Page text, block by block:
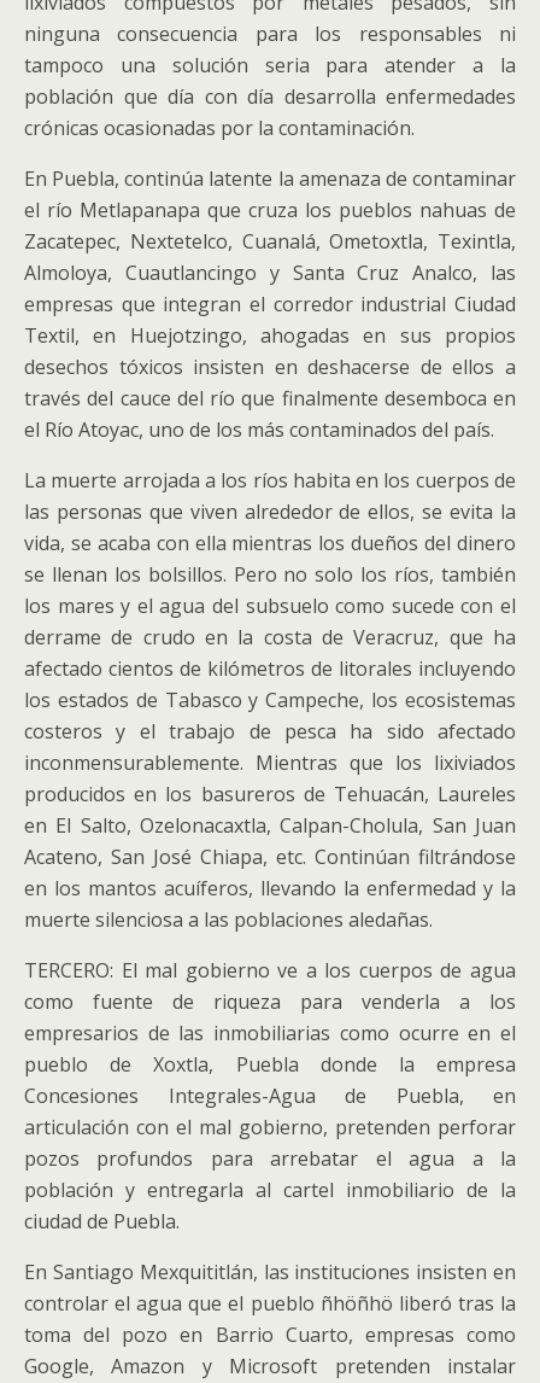
ninguna consecuencia para los responsables ni
tampoco una solución seria para atender a la
población que día con día desarrolla enfermedades
crónicas ocasionadas por la contaminación.
En Puebla, continúa latente la amenaza de contaminar
el río Metlapanapa que cruza los pueblos nahuas de
Zacatepec, Nextetelco, Cuanalá, Ometoxtla, Texintla,
Almoloya, Cuautlancingo y Santa Cruz Analco, las
empresas que integran el corredor industrial Ciudad
Textil, en Huejotzingo, ahogadas en sus propios
desechos tóxicos insisten en deshacerse de ellos a
través del cauce del río que finalmente desemboca en
el Río Atoyac, uno de los más contaminados del país.
La muerte arrojada a los ríos habita en los cuerpos de
las personas que viven alrededor de ellos, se evita la
vida, se acaba con ella mientras los dueños del dinero
se llenan los bolsillos. Pero no solo los ríos, también
los mares y el agua del subsuelo como sucede con el
derrame de crudo en la costa de Veracruz, que ha
afectado cientos de kilómetros de litorales incluyendo
los estados de Tabasco y Campeche, los ecosistemas
costeros y el trabajo de pesca ha sido afectado
inconmensurablemente. Mientras que los lixiviados
producidos en los basureros de Tehuacán, Laureles
en El Salto, Ozelonacaxtla, Calpan-Cholula, San Juan
Acateno, San José Chiapa, etc. Continúan filtrándose
en los mantos acuíferos, llevando la enfermedad y la
muerte silenciosa a las poblaciones aledañas.
TERCERO: El mal gobierno ve a los cuerpos de agua
como fuente de riqueza para venderla a los
empresarios de las inmobiliarias como ocurre en el
pueblo de Xoxtla, Puebla donde la empresa
Concesiones Integrales-Agua de Puebla, en
articulación con el mal gobierno, pretenden perforar
pozos profundos para arrebatar el agua a la
población y entregarla al cartel inmobiliario de la
ciudad de Puebla.
En Santiago Mexquititlán, las instituciones insisten en
controlar el agua que el pueblo ñhöñhö liberó tras la
toma del pozo en Barrio Cuarto, empresas como
Google, Amazon y Microsoft pretenden instalar